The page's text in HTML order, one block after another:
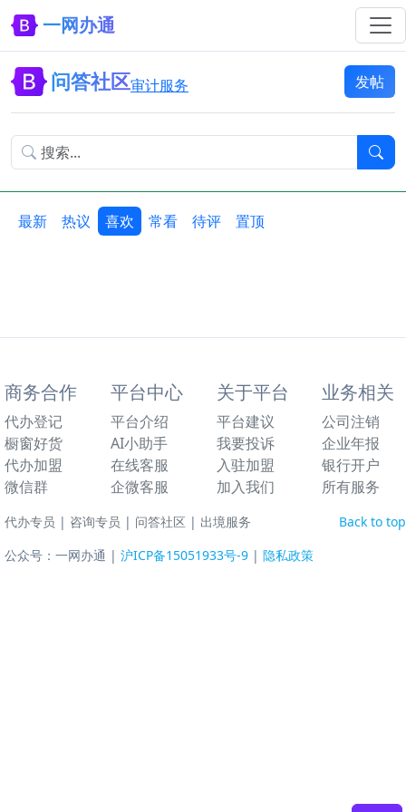
一网办通
问答社区审计服务 发帖
最新 热议 喜欢 常看 待评 置顶
商务合作
代办登记
橱窗好货
代办加盟
微信群
平台中心
平台介绍
AI小助手
在线客服
企微客服
关于平台
平台建议
我要投诉
入驻加盟
加入我们
业务相关
公司注销
企业年报
银行开户
所有服务
Back to top
代办专员 | 咨询专员 | 问答社区 | 出境服务
公众号：一网办通 | 沪ICP备15051933号-9 | 隐私政策